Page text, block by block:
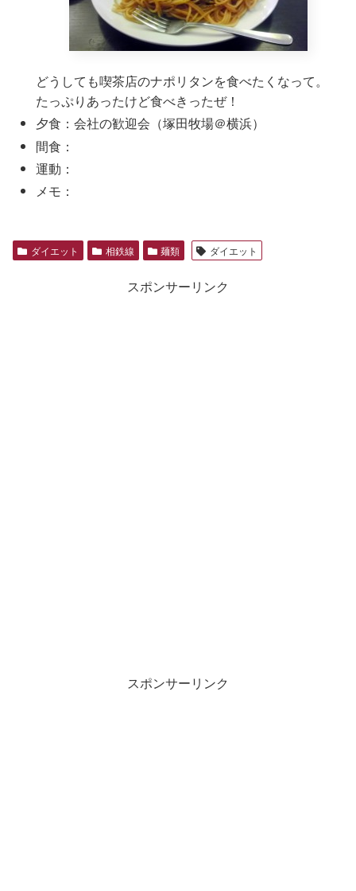
どうしても喫茶店のナポリタンを食べたくなって。
たっぷりあったけど食べきったぜ！
夕食：会社の歓迎会（塚田牧場＠横浜）
間食：
運動：
メモ：
ダイエット 相鉄線 麺類 ダイエット
スポンサーリンク
スポンサーリンク